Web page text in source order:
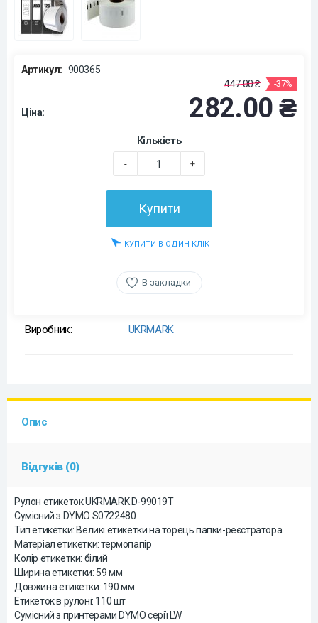
Артикул: 900365
Ціна:
447.00 ₴ -37%
282.00 ₴
Кількість
- +
Купити
КУПИТИ В ОДИН КЛІК
В закладки
Виробник: UKRMARK
Опис
Відгуків (0)
Рулон етикеток UKRMARK D-99019T
Сумісний з DYMO S0722480
Тип етикетки: Великі етикетки на торець папки-реєстратора
Матеріал етикетки: термопапір
Колір етикетки: білий
Ширина етикетки: 59 мм
Довжина етикетки: 190 мм
Етикеток в рулоні: 110 шт
Сумісний з принтерами DYMO серії LW